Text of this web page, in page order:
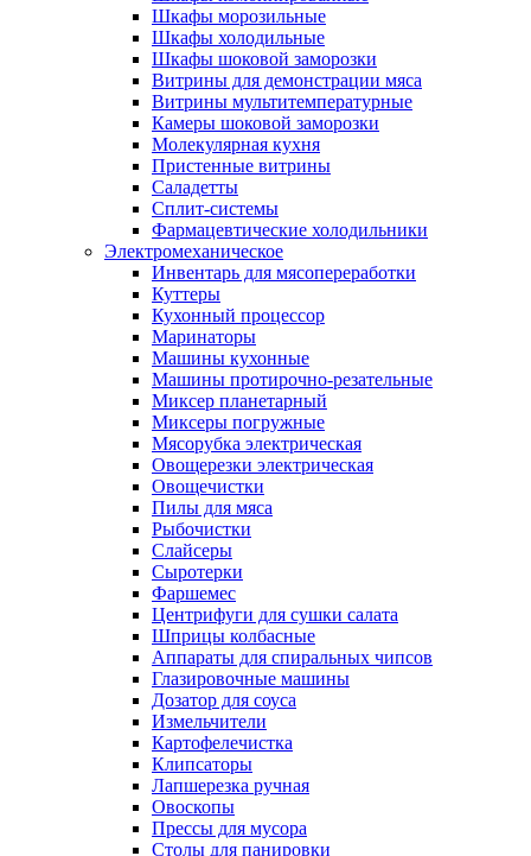
Шкафы морозильные
Шкафы холодильные
Шкафы шоковой заморозки
Витрины для демонстрации мяса
Витрины мультитемпературные
Камеры шоковой заморозки
Молекулярная кухня
Пристенные витрины
Саладетты
Сплит-системы
Фармацевтические холодильники
Электромеханическое
Инвентарь для мясопереработки
Куттеры
Кухонный процессор
Маринаторы
Машины кухонные
Машины протирочно-резательные
Миксер планетарный
Миксеры погружные
Мясорубка электрическая
Овощерезки электрическая
Овощечистки
Пилы для мяса
Рыбочистки
Слайсеры
Сыротерки
Фаршемес
Центрифуги для сушки салата
Шприцы колбасные
Аппараты для спиральных чипсов
Глазировочные машины
Дозатор для соуса
Измельчители
Картофелечистка
Клипсаторы
Лапшерезка ручная
Овоскопы
Прессы для мусора
Столы для панировки